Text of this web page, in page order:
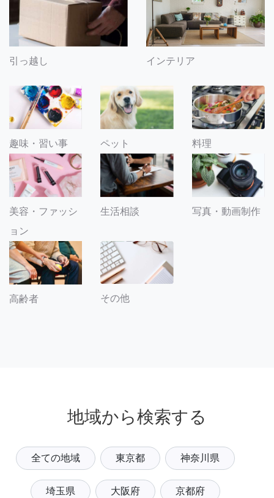
引っ越し インテリア
趣味・習い事 ペット 料理
美容・ファッシ
ョン
生活相談 写真・動画制作
高齢者 その他
地域から検索する
全ての地域 東京都 神奈川県
埼玉県 大阪府 京都府